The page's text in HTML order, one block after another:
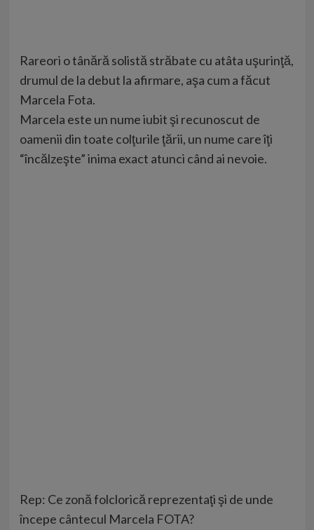
Rareori o tânără solistă străbate cu atâta uşurinţă,
drumul de la debut la afirmare, aşa cum a făcut
Marcela Fota.
Marcela este un nume iubit şi recunoscut de
oamenii din toate colţurile ţării, un nume care îţi
“încălzeşte” inima exact atunci când ai nevoie.
Rep: Ce zonă folclorică reprezentaţi şi de unde
începe cântecul Marcela FOTA?